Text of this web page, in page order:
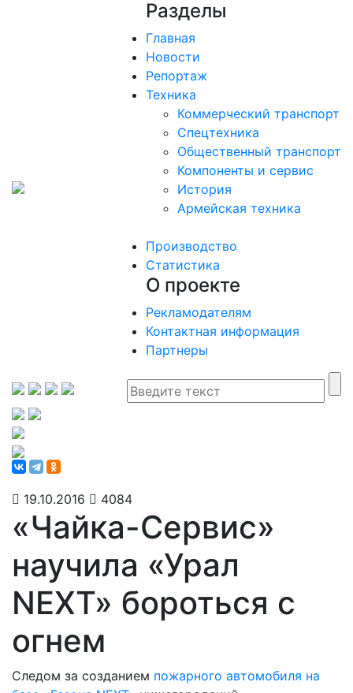
Разделы
Главная
Новости
Репортаж
Техника
Коммерческий транспорт
Спецтехника
Общественный транспорт
Компоненты и сервис
История
Армейская техника
Производство
Статистика
О проекте
Рекламодателям
Контактная информация
Партнеры
19.10.2016 4084
«Чайка-Сервис»
научила «Урал
NEXT» бороться с
огнем
Следом за созданием пожарного автомобиля на